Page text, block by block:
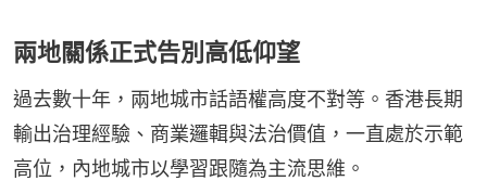
兩地關係正式告別高低仰望
過去數十年，兩地城市話語權高度不對等。香港長期
輸出治理經驗、商業邏輯與法治價值，一直處於示範
高位，內地城市以學習跟隨為主流思維。